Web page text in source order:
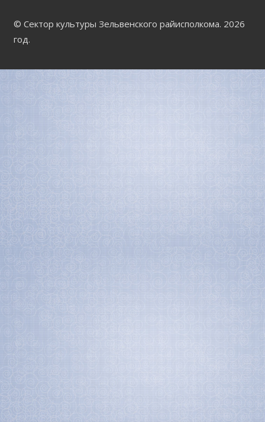
© Сектор культуры Зельвенского райисполкома. 2026
год.